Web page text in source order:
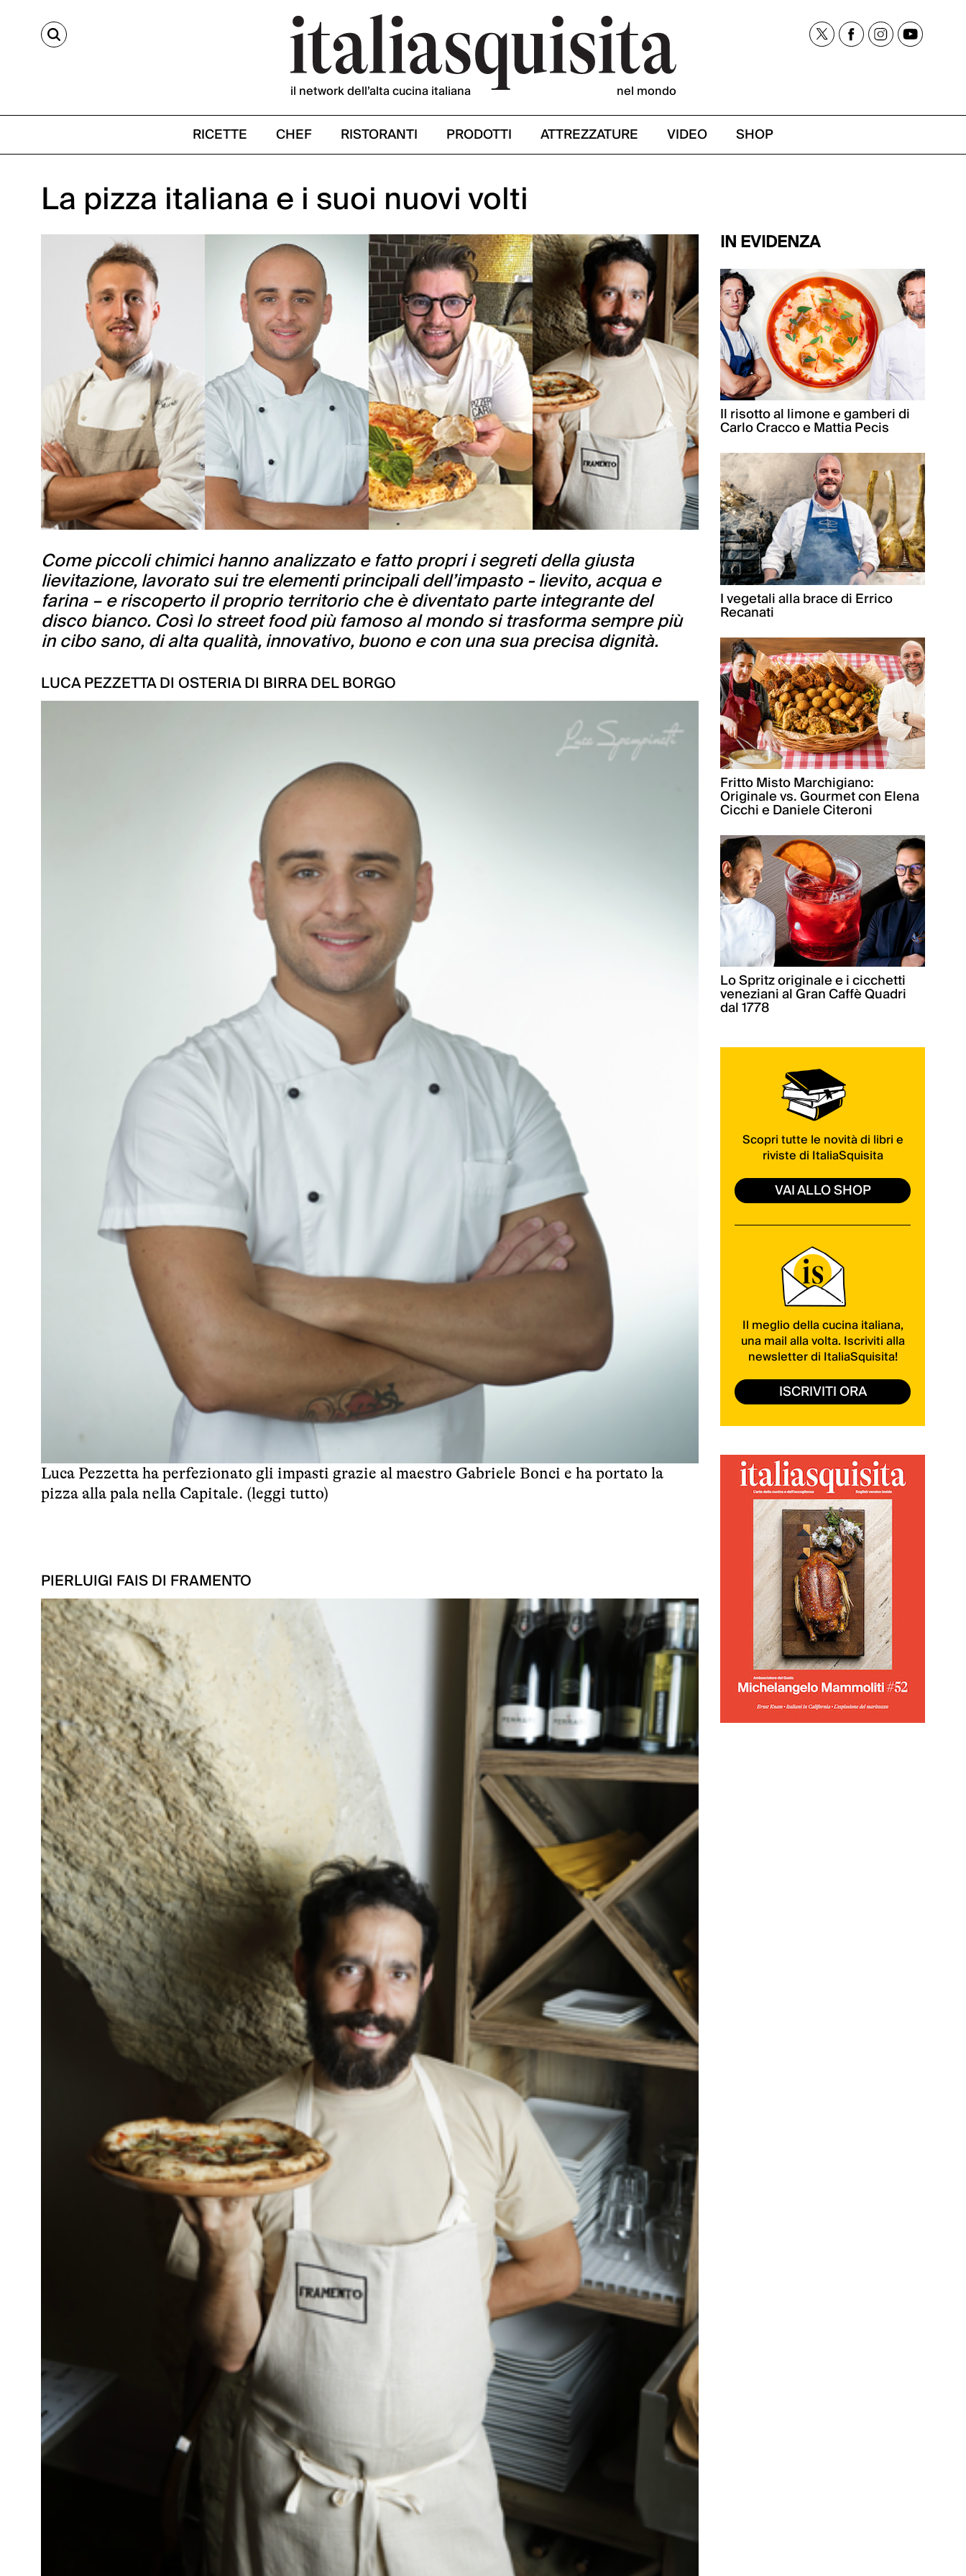
CERCA
il network dell’alta cucina italiana nel mondo
RICETTE CHEF RISTORANTI PRODOTTI ATTREZZATURE VIDEO SHOP
La pizza italiana e i suoi nuovi volti
Come piccoli chimici hanno analizzato e fatto propri i segreti della giusta
lievitazione, lavorato sui tre elementi principali dell’impasto - lievito, acqua e
farina – e riscoperto il proprio territorio che è diventato parte integrante del
disco bianco. Così lo street food più famoso al mondo si trasforma sempre più
in cibo sano, di alta qualità, innovativo, buono e con una sua precisa dignità.
LUCA PEZZETTA DI OSTERIA DI BIRRA DEL BORGO
Luca Pezzetta ha perfezionato gli impasti grazie al maestro Gabriele Bonci e ha portato la
pizza alla pala nella Capitale. (leggi tutto)
PIERLUIGI FAIS DI FRAMENTO
IN EVIDENZA
Il risotto al limone e gamberi di
Carlo Cracco e Mattia Pecis
I vegetali alla brace di Errico
Recanati
Fritto Misto Marchigiano:
Originale vs. Gourmet con Elena
Cicchi e Daniele Citeroni
Lo Spritz originale e i cicchetti
veneziani al Gran Caffè Quadri
dal 1778
Scopri tutte le novità di libri e
riviste di ItaliaSquisita
VAI ALLO SHOP
Il meglio della cucina italiana,
una mail alla volta. Iscriviti alla
newsletter di ItaliaSquisita!
ISCRIVITI ORA